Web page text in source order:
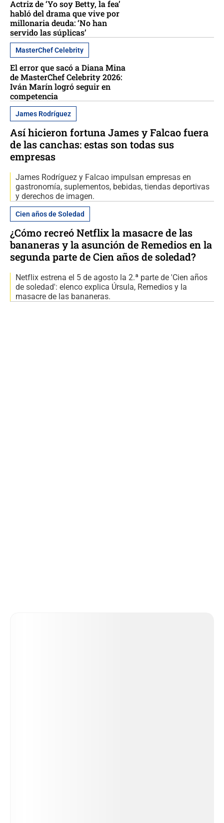
Actriz de ‘Yo soy Betty, la fea’
habló del drama que vive por
millonaria deuda: ‘No han
servido las súplicas’
MasterChef Celebrity
El error que sacó a Diana Mina
de MasterChef Celebrity 2026:
Iván Marín logró seguir en
competencia
James Rodríguez
Así hicieron fortuna James y Falcao fuera
de las canchas: estas son todas sus
empresas
James Rodríguez y Falcao impulsan empresas en
gastronomía, suplementos, bebidas, tiendas deportivas
y derechos de imagen.
Cien años de Soledad
¿Cómo recreó Netflix la masacre de las
bananeras y la asunción de Remedios en la
segunda parte de Cien años de soledad?
Netflix estrena el 5 de agosto la 2.ª parte de 'Cien años
de soledad': elenco explica Úrsula, Remedios y la
masacre de las bananeras.